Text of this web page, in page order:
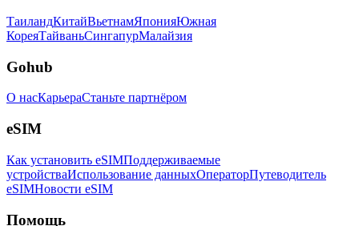
ТаиландКитайВьетнамЯпонияЮжная
КореяТайваньСингапурМалайзия
Gohub
О насКарьераСтаньте партнёром
eSIM
Как установить eSIMПоддерживаемые
устройстваИспользование данныхОператорПутеводитель
eSIMНовости eSIM
Помощь